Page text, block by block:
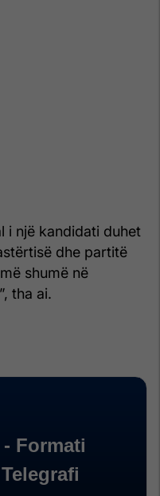
i një kandidati duhet
dhe partitë
shumë në
tha ai.